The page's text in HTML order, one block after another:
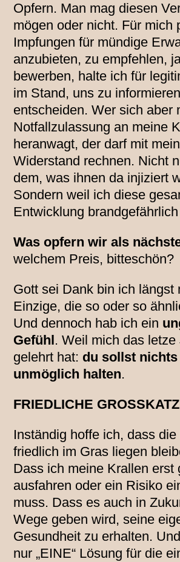
Opfern. Man mag diesen
mögen oder nicht. Für mich
Impfungen für mündige
anzubieten, zu empfehlen,
bewerben, halte ich für
im Stand, uns zu
entscheiden. Wer sich aber
Notfallzulassung an meine
heranwagt, der darf mit
Widerstand rechnen. Nicht
dem, was ihnen da injiziert
Sondern weil ich diese
Entwicklung
Was opfern wir als
welchem Preis, bitteschön?
Gott sei Dank bin ich längst
Einzige, die so oder so
Und dennoch hab ich ein
Gefühl . Weil mich das letze
gelehrt hat: du sollst
unmöglich halten.
FRIEDLICHE
Inständig hoffe ich, dass
friedlich im Gras liegen
Dass ich meine Krallen erst
ausfahren oder ein Risiko
muss. Dass es auch in
Wege geben wird, seine
Gesundheit zu erhalten.
nur „EINE“ Lösung für die